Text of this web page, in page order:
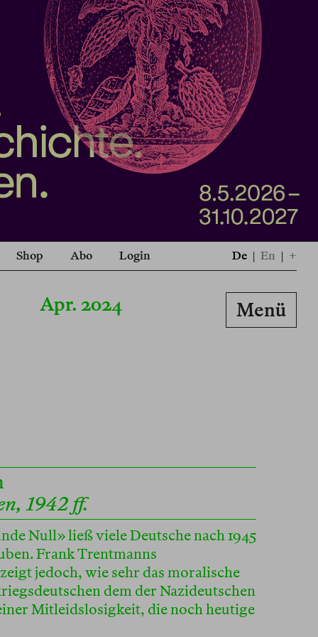
Shop Abo Login De | En | +
Apr. 2024 Menü
1942 ff.
Null» ließ viele Deutsche nach 1945
Frank Trentmanns
jedoch, wie sehr das moralische
dem der Nazideutschen
Mitleidslosigkeit, die noch heutige